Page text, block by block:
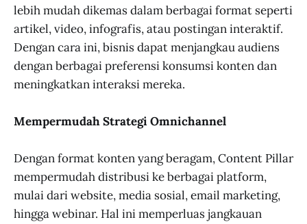
lebih mudah dikemas dalam berbagai format seperti
artikel, video, infografis, atau postingan interaktif.
Dengan cara ini, bisnis dapat menjangkau audiens
dengan berbagai preferensi konsumsi konten dan
meningkatkan interaksi mereka.
Mempermudah Strategi Omnichannel
Dengan format konten yang beragam, Content Pillar
mempermudah distribusi ke berbagai platform,
mulai dari website, media sosial, email marketing,
hingga webinar. Hal ini memperluas jangkauan